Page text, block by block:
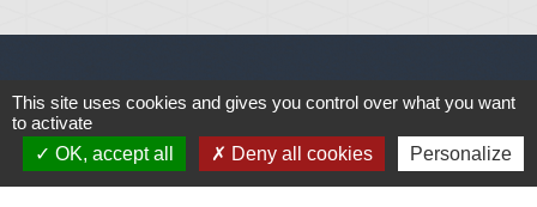
Liens
Météo
This site uses cookies and gives you control over what you want
to activate
OK, accept all
Deny all cookies Personalize